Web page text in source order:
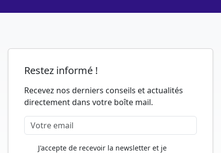
Restez informé !
Recevez nos derniers conseils et actualités
directement dans votre boîte mail.
J'accepte de recevoir la newsletter et je